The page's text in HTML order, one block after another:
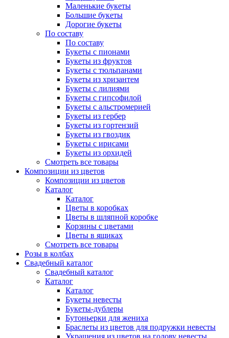
Маленькие букеты
Большие букеты
Дорогие букеты
По составу
По составу
Букеты с пионами
Букеты из фруктов
Букеты с тюльпанами
Букеты из хризантем
Букеты с лилиями
Букеты с гипсофилой
Букеты с альстромерией
Букеты из гербер
Букеты из гортензий
Букеты из гвоздик
Букеты с ирисами
Букеты из орхидей
Смотреть все товары
Композиции из цветов
Композиции из цветов
Каталог
Каталог
Цветы в коробках
Цветы в шляпной коробке
Корзины с цветами
Цветы в ящиках
Смотреть все товары
Розы в колбах
Свадебный каталог
Свадебный каталог
Каталог
Каталог
Букеты невесты
Букеты-дублеры
Бутоньерки для жениха
Браслеты из цветов для подружки невесты